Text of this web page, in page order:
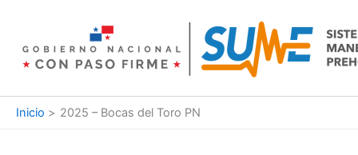
contenido
Inicio 2025 – Bocas del Toro PN